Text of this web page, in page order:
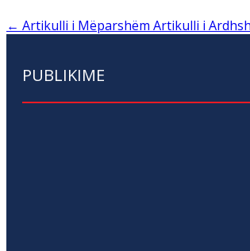
← Artikulli i Mëparshëm Artikulli i
PUBLIKIME